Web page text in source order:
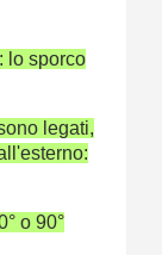
lo sporco
legati,
o 90°